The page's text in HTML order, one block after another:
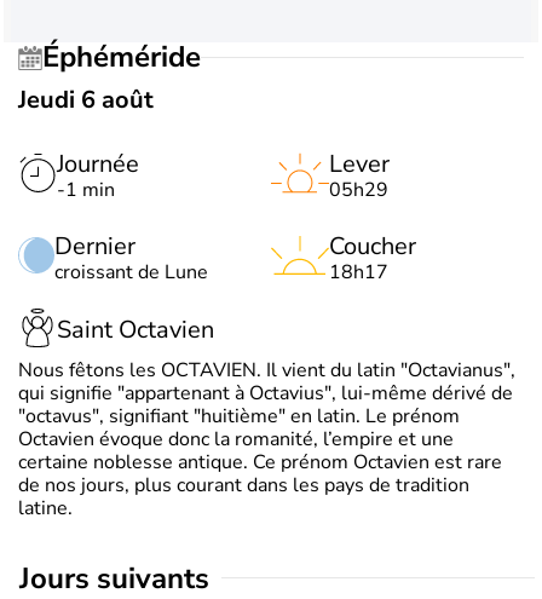
Éphéméride
Jeudi 6 août
Journée
-1 min
Dernier
croissant de Lune
Lever
05h29
Coucher
18h17
Saint Octavien
Nous fêtons les OCTAVIEN. Il vient du latin "Octavianus",
qui signifie "appartenant à Octavius", lui-même dérivé de
"octavus", signifiant "huitième" en latin. Le prénom
Octavien évoque donc la romanité, l’empire et une
certaine noblesse antique. Ce prénom Octavien est rare
de nos jours, plus courant dans les pays de tradition
latine.
jours suivants